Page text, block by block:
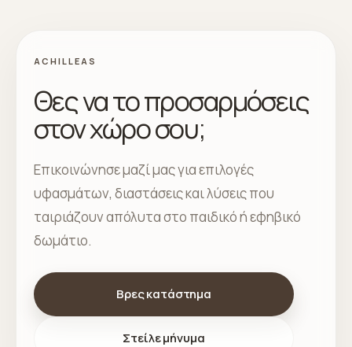
ACHILLEAS
Θες να το προσαρμόσεις
στον χώρο σου;
Επικοινώνησε μαζί μας για επιλογές
υφασμάτων, διαστάσεις και λύσεις που
ταιριάζουν απόλυτα στο παιδικό ή εφηβικό
δωμάτιο.
Βρες κατάστημα
Στείλε μήνυμα